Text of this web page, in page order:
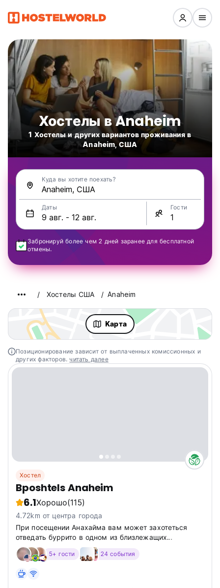
Хостелы в Anaheim
1 Хостелы и других вариантов проживания в
Anaheim, США
Куда вы хотите поехать?
Даты Гости
Забронируй более чем 2 дней заранее для бесплатной
отмены.
Хостелы США Anaheim
Kарта
Позиционирование зависит от выплаченных комиссионных и
других факторов. читать далее
Хостел
Bposhtels Anaheim
6.1Хорошо(115)
4.72km от центра города
При посещении Анахайма вам может захотеться
отведать буррито в одном из близлежащих
ресторанов, например в Steakhouse 55, Tortilla Jo's
или Mi Casa Mexicana.
5+ гости 24 события